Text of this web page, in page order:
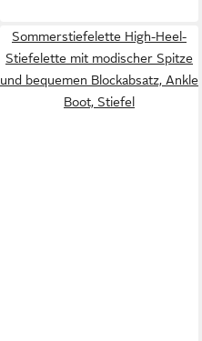
Sommerstiefelette High-Heel-
Stiefelette mit modischer Spitze
und bequemen Blockabsatz, Ankle
Boot, Stiefel